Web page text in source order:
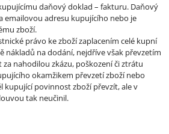
daňový doklad – fakturu. Daňový
emailovou adresu kupujícího nebo je
zboží.
právo ke zboží zaplacením celé kupní
nákladů na dodání, nejdříve však převzetím
nahodilou zkázu, poškození či ztrátu
okamžikem převzetí zboží nebo
kupující povinnost zboží převzít, ale v
tak neučinil.